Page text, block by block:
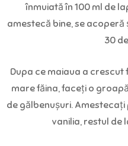
înmuiată în 100 ml de
amestecă bine, se
30
Dupa ce maiaua a
mare făina, faceți o
de gălbenușuri.
vanilia, restul de